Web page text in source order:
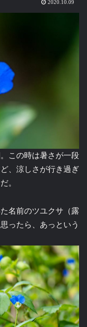
2020.10.09
この時は暑さが一段
、涼しさが行き過ぎ
。
名前のツユクサ（露
ったら、あっという